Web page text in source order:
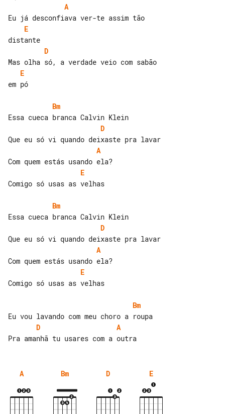
A
E
D
E
em pó
Bm
D
A
E
Comigo só usas as velhas
Bm
D
A
E
Comigo só usas as velhas
Bm
D
A
A Bm D E